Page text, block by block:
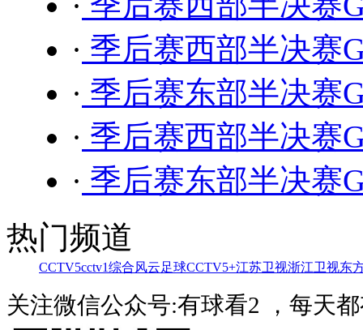
· 季后赛西部半决赛
· 季后赛东部半决赛
· 季后赛西部半决赛
· 季后赛东部半决赛
热门频道
CCTV5cctv1综合风云足球CCTV5+江苏卫视浙江卫视东
关注微信公众号:有球看2 ，每天